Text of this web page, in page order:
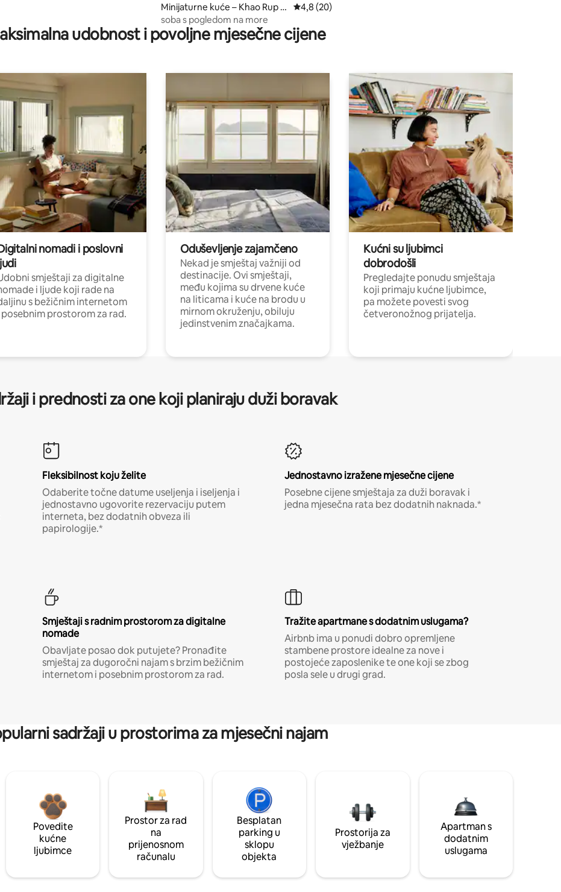
5/5, recenzija: 3
Minijaturne kuće – Khao Rup C
hang
Prosječna ocjena: 4,8/5, recenzija: 20
4,8 (20)
soba s pogledom na more
udobnost i povoljne mjesečne cijene
nomadi i poslovni
smještaji za digitalne
i ljude koji rade na
s bežičnim internetom
posebnim prostorom za rad.
Oduševljenje zajamčeno
Nekad je smještaj važniji od
destinacije. Ovi smještaji,
među kojima su drvene kuće
na liticama i kuće na brodu u
mirnom okruženju, obiluju
jedinstvenim značajkama.
Kućni su ljubimci
dobrodošli
Pregledajte ponudu smještaja
koji primaju kućne ljubimce,
pa možete povesti svog
četveronožnog prijatelja.
i prednosti za one koji planiraju duži boravak
Fleksibilnost koju želite
Odaberite točne datume useljenja i iseljenja i
jednostavno ugovorite rezervaciju putem
interneta, bez dodatnih obveza ili
papirologije.*
Jednostavno izražene mjesečne cijene
Posebne cijene smještaja za duži boravak i
jedna mjesečna rata bez dodatnih naknada.*
Smještaji s radnim prostorom za digitalne
nomade
Obavljate posao dok putujete? Pronađite
smještaj za dugoročni najam s brzim bežičnim
internetom i posebnim prostorom za rad.
Tražite apartmane s dodatnim uslugama?
Airbnb ima u ponudi dobro opremljene
stambene prostore idealne za nove i
postojeće zaposlenike te one koji se zbog
posla sele u drugi grad.
sadržaji u prostorima za mjesečni najam
Povedite
kućne
ljubimce
Prostor za rad
na
prijenosnom
računalu
Besplatan
parking u
sklopu
objekta
Prostorija za
vježbanje
Apartman s
dodatnim
uslugama